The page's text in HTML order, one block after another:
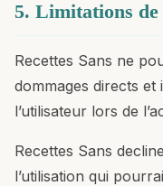
5. Limitations
Recettes Sans ne
dommages directs et
l’utilisateur lors de
Recettes Sans
l’utilisation qui